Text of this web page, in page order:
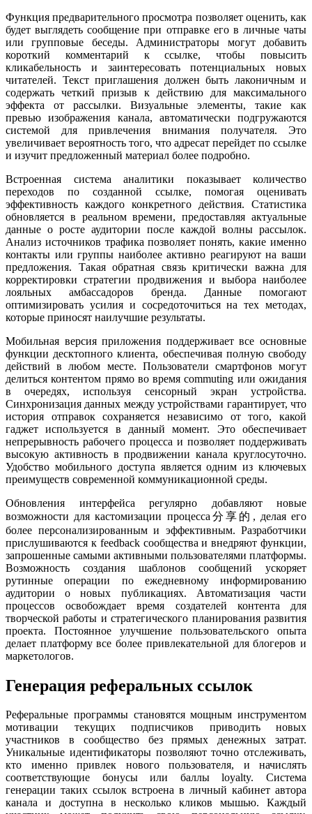
Функция предварительного просмотра позволяет оценить, как
будет выглядеть сообщение при отправке его в личные чаты
или групповые беседы. Администраторы могут добавить
короткий комментарий к ссылке, чтобы повысить
кликабельность и заинтересовать потенциальных новых
читателей. Текст приглашения должен быть лаконичным и
содержать четкий призыв к действию для максимального
эффекта от рассылки. Визуальные элементы, такие как
превью изображения канала, автоматически подгружаются
системой для привлечения внимания получателя. Это
увеличивает вероятность того, что адресат перейдет по ссылке
и изучит предложенный материал более подробно.
Встроенная система аналитики показывает количество
переходов по созданной ссылке, помогая оценивать
эффективность каждого конкретного действия. Статистика
обновляется в реальном времени, предоставляя актуальные
данные о росте аудитории после каждой волны рассылок.
Анализ источников трафика позволяет понять, какие именно
контакты или группы наиболее активно реагируют на ваши
предложения. Такая обратная связь критически важна для
корректировки стратегии продвижения и выбора наиболее
лояльных амбассадоров бренда. Данные помогают
оптимизировать усилия и сосредоточиться на тех методах,
которые приносят наилучшие результаты.
Мобильная версия приложения поддерживает все основные
функции десктопного клиента, обеспечивая полную свободу
действий в любом месте. Пользователи смартфонов могут
делиться контентом прямо во время commuting или ожидания
в очередях, используя сенсорный экран устройства.
Синхронизация данных между устройствами гарантирует, что
история отправок сохраняется независимо от того, какой
гаджет используется в данный момент. Это обеспечивает
непрерывность рабочего процесса и позволяет поддерживать
высокую активность в продвижении канала круглосуточно.
Удобство мобильного доступа является одним из ключевых
преимуществ современной коммуникационной среды.
Обновления интерфейса регулярно добавляют новые
возможности для кастомизации процесса分享的, делая его
более персонализированным и эффективным. Разработчики
прислушиваются к feedback сообщества и внедряют функции,
запрошенные самыми активными пользователями платформы.
Возможность создания шаблонов сообщений ускоряет
рутинные операции по ежедневному информированию
аудитории о новых публикациях. Автоматизация части
процессов освобождает время создателей контента для
творческой работы и стратегического планирования развития
проекта. Постоянное улучшение пользовательского опыта
делает платформу все более привлекательной для блогеров и
маркетологов.
Генерация реферальных ссылок
Реферальные программы становятся мощным инструментом
мотивации текущих подписчиков приводить новых
участников в сообщество без прямых денежных затрат.
Уникальные идентификаторы позволяют точно отслеживать,
кто именно привлек нового пользователя, и начислять
соответствующие бонусы или баллы loyalty. Система
генерации таких ссылок встроена в личный кабинет автора
канала и доступна в несколько кликов мышью. Каждый